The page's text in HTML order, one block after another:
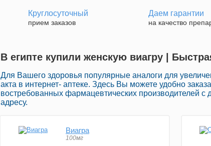
Круглосуточный
прием заказов
Даем гарантии
на качество
В египте купили женскую виагру |
Для Вашего здоровья популярные аналоги для
акта в интернет- аптеке. Здесь Вы можете удобно
востребованных фармацевтических производителей с
адресу.
Виагра
100мг